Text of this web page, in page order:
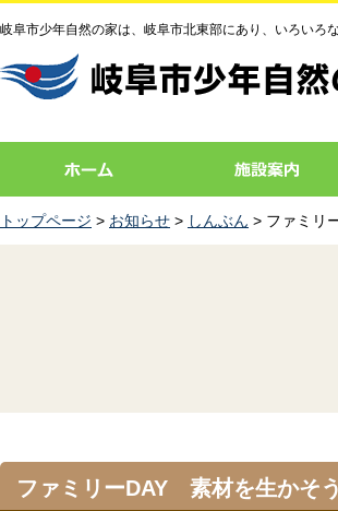
岐阜市少年自然の家は、岐阜市北東部にあり、いろいろ
トップページ > お知らせ > しんぶん > ファミリ
ファミリーDAY 素材を生かそ